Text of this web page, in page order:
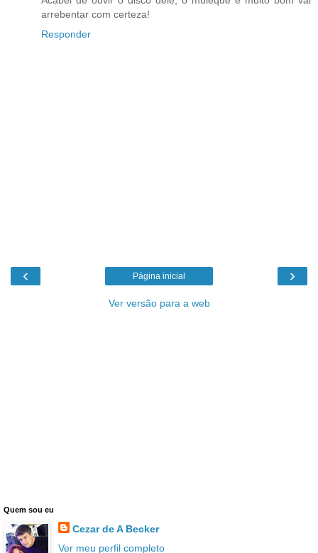
arrebentar com certeza!
Responder
‹ ›
Página inicial
Ver versão para a web
Quem sou eu
Cezar de A Becker
Ver meu perfil completo